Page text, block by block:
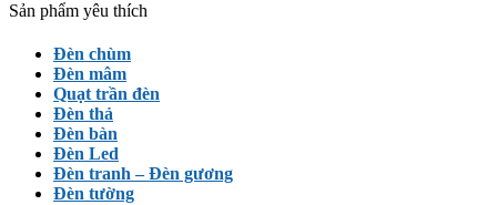
Sản phẩm yêu thích
Đèn chùm
Đèn mâm
Quạt trần đèn
Đèn thả
Đèn bàn
Đèn Led
Đèn tranh – Đèn gương
Đèn tường